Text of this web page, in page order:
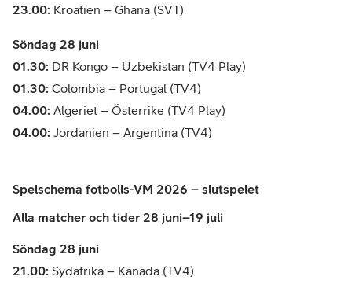
23.00: Kroatien – Ghana (SVT)
Söndag 28 juni
01.30: DR Kongo – Uzbekistan (TV4 Play)
01.30: Colombia – Portugal (TV4)
04.00: Algeriet – Österrike (TV4 Play)
04.00: Jordanien – Argentina (TV4)
Spelschema fotbolls-VM 2026 – slutspelet
Alla matcher och tider 28 juni–19 juli
Söndag 28 juni
21.00: Sydafrika – Kanada (TV4)